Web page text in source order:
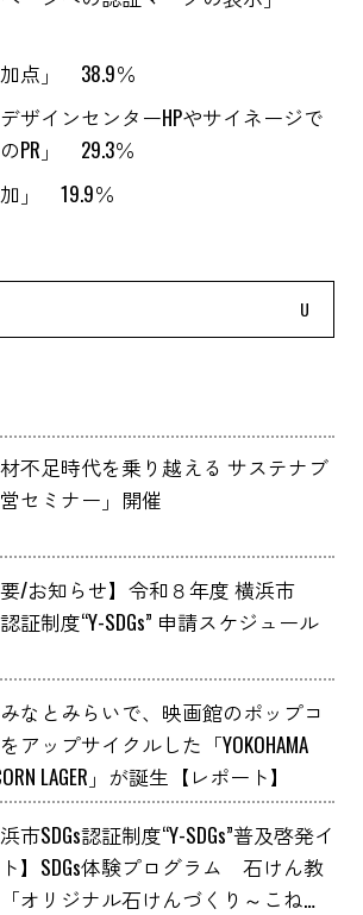
加点」 38.9％
デザインセンターHPやサイネージで
PR」 29.3％
加」 19.9％
不足時代を乗り越える サステナブ
セミナー」開催
要/お知らせ】令和８年度 横浜市
認証制度“Y-SDGs” 申請スケジュール
なとみらいで、映画館のポップコ
アップサイクルした「YOKOHAMA
LAGER」が誕生【レポート】
浜市SDGs認証制度“Y-SDGs”普及啓発イ
】SDGs体験プログラム 石けん教
オリジナル石けんづくり～こねこ